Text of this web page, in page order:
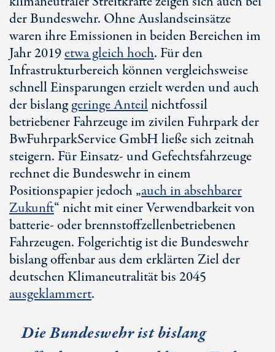
der Bundeswehr. Ohne Auslandseinsätze
waren ihre Emissionen in beiden Bereichen im
Jahr 2019etwa gleich hoch. Für den
Infrastrukturbereich können vergleichsweise
schnell Einsparungen erzielt werden und auch
der bislanggeringe Anteilnichtfossil
betriebener Fahrzeuge im zivilen Fuhrpark der
BwFuhrparkService GmbH ließe sich zeitnah
steigern. Für Einsatz- und Gefechtsfahrzeuge
rechnet die Bundeswehr in einem
Positionspapier jedoch „auch in absehbarer
Zukunft“ nicht mit einer Verwendbarkeit von
batterie- oder brennstoffzellenbetriebenen
Fahrzeugen. Folgerichtig ist die Bundeswehr
bislang offenbar aus dem erklärten Ziel der
deutschen Klimaneutralität bis 2045
ausgeklammert.
Die Bundeswehr ist bislang